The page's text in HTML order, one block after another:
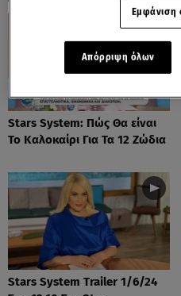
Stars System: Πώς Θα είναι
Το Καλοκαίρι Για Τα 12 Ζώδια
Stars System Trailer 1/6/24
Εμφάνιση
Απόρριψη όλων